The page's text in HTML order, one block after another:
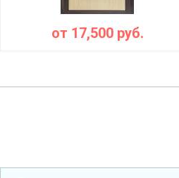
от 17,500руб.